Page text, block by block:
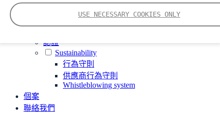
USE NECESSARY COOKIES ONLY
我們的故事
認證
Sustainability
行為守則
供應商行為守則
Whistleblowing system
個案
聯絡我們